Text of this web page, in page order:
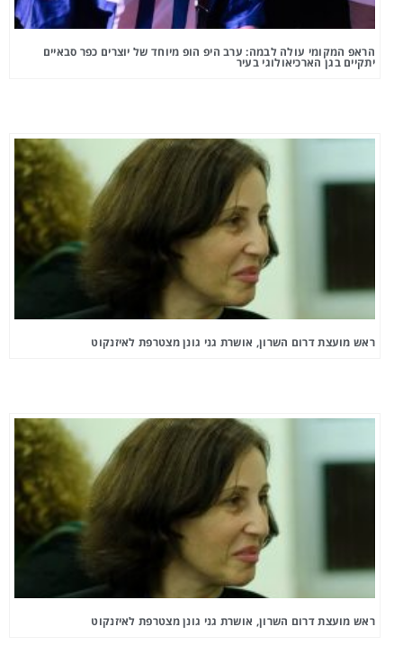
הראפ המקומי עולה לבמה: ערב היפ הופ מיוחד של יוצרים כפר סבאיים
יתקיים בגן הארכיאולוגי בעיר
ראש מועצת דרום השרון, אושרת גני גונן מצטרפת לאיזנקוט
ראש מועצת דרום השרון, אושרת גני גונן מצטרפת לאיזנקוט